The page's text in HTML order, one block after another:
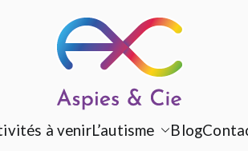
Aspies &
Groupe d'entraide
à venirL’autisme Blog